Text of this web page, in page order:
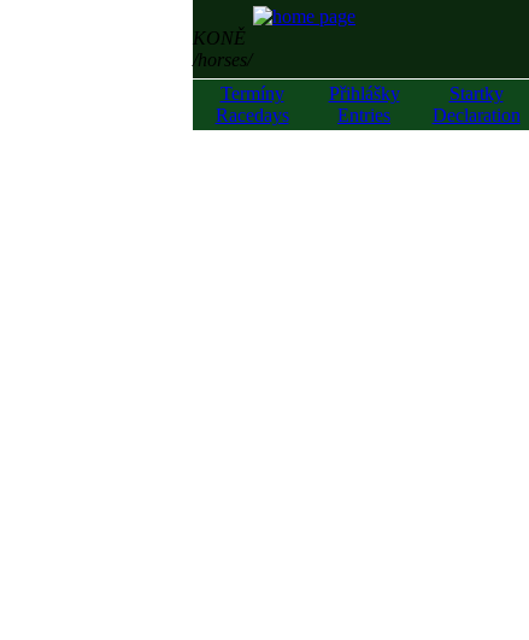
KONĚ
/horses/
Termíny
Racedays
Přihlášky
Entries
Startky
Declaration